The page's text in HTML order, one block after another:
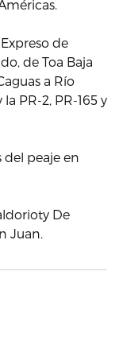
de
de Toa Baja
a Río
PR-2, PR-165 y
del peaje en
De
Juan.